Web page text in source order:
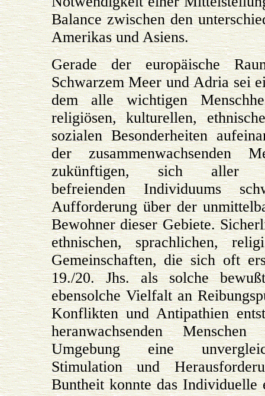
Balance zwischen den
Amerikas und Asiens.
Gerade der europäische
Schwarzem Meer und Adria sei
dem alle wichtigen
religiösen, kulturellen,
sozialen Besonderheiten
der zusammenwachsenden
zukünftigen, sich aller
befreienden Individuums
Aufforderung über der
Bewohner dieser Gebiete.
ethnischen, sprachlichen,
Gemeinschaften, die sich oft
19./20. Jhs. als solche
ebensolche Vielfalt an
Konflikten und Antipathien
heranwachsenden
Umgebung eine
Stimulation und
Buntheit konnte das Individuelle